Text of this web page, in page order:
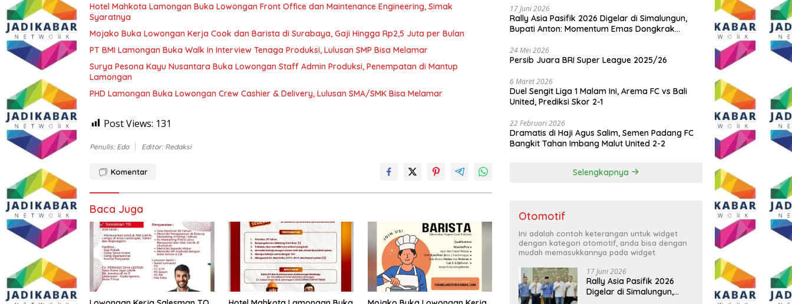
Hotel Mahkota Lamongan Buka Lowongan Front Office dan Maintenance Engineering, Simak
Syaratnya
Mojako Buka Lowongan Kerja Cook dan Barista di Surabaya, Gaji Hingga Rp2,5 Juta per Bulan
PT BMI Lamongan Buka Walk In Interview Tenaga Produksi, Lulusan SMP Bisa Melamar
Surya Pesona Kayu Nusantara Buka Lowongan Staff Admin Produksi, Penempatan di Mantup
Lamongan
PHD Lamongan Buka Lowongan Crew Cashier & Delivery, Lulusan SMA/SMK Bisa Melamar
Post Views: 131
Penulis: Edo Editor: Redaksi
Komentar
Baca Juga
17 Juni 2026
Rally Asia Pasifik 2026 Digelar di Simalungun,
Bupati Anton: Momentum Emas Dongkrak
24 Mei 2026
Persib Juara BRI Super League 2025/26
6 Maret 2026
Duel Sengit Liga 1 Malam Ini, Arema FC vs Bali
United, Prediksi Skor 2-1
22 Februari 2026
Dramatis di Haji Agus Salim, Semen Padang FC
Bangkit Tahan Imbang Malut United 2-2
Selengkapnya
Otomotif
Ini adalah contoh keterangan untuk widget
dengan kategori otomotif, anda bisa dengan
mudah memasukkannya pada widget.
17 Juni 2026
Rally Asia Pasifik 2026
Digelar di Simalungun,